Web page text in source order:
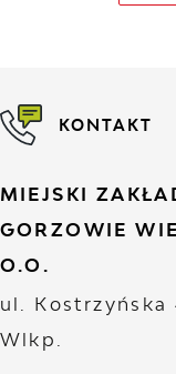
KONTAKT
MIEJSKI
GORZOWIE
O.O.
ul. Kostrzyńska
Wlkp.